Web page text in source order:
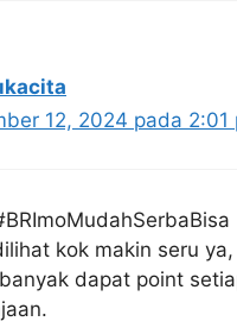
12, 2024 pada 2:01
kok makin seru ya,
dapat point